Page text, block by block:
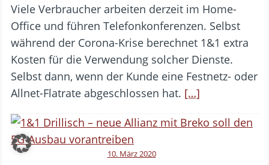
Viele Verbraucher arbeiten derzeit im Home-
Office und führen Telefonkonferenzen. Selbst
während der Corona-Krise berechnet 1&1 extra
Kosten für die Verwendung solcher Dienste.
Selbst dann, wenn der Kunde eine Festnetz- oder
Allnet-Flatrate abgeschlossen hat. […]
10. März 2020